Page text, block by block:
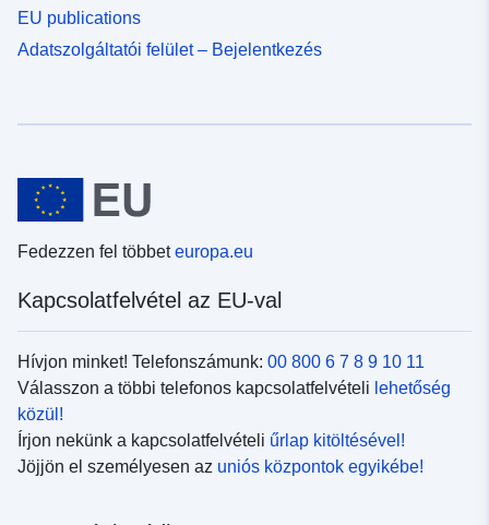
EU publications
Adatszolgáltatói felület – Bejelentkezés
Fedezzen fel többeteuropa.eu
Kapcsolatfelvétel az EU-val
Hívjon minket! Telefonszámunk: 00 800 6 7 8 9 10 11
Válasszon a többi telefonos kapcsolatfelvételi lehetőség
közül!
Írjon nekünk a kapcsolatfelvételi űrlap kitöltésével!
Jöjjön el személyesen az uniós központok egyikébe!